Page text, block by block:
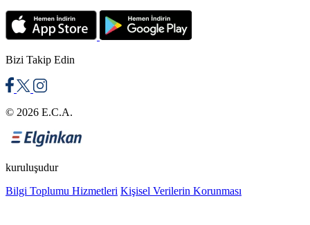
Bizi Takip Edin
© 2026 E.C.A.
kuruluşudur
Bilgi Toplumu Hizmetleri Kişisel Verilerin Korunması